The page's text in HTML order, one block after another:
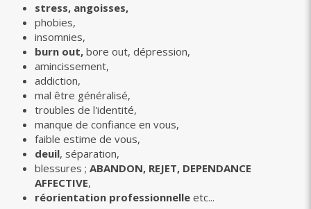
stress, angoisses,
phobies,
insomnies,
burn out, bore out, dépression,
amincissement,
addiction,
mal être généralisé,
troubles de l'identité,
manque de confiance en vous,
faible estime de vous,
deuil, séparation,
blessures ; ABANDON, REJET, DEPENDANCE
AFFECTIVE,
réorientation professionnelle etc...